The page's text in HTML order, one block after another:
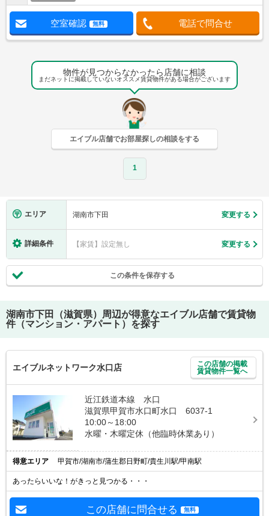
空室確認 無料 電話で問合せ
物件が見つからなかったら店舗に相談
まだネットに掲載していないオススメ賃貸物件がある場合がございます
エイブル店舗でお部屋探しの相談をする
1
エリア 湖南市下田 変更する
詳細条件 【家賃】設定無し 変更する
この条件を保存する
湖南市下田（滋賀県）
周辺が得意なエイブル店舗で賃貸物
件（マンション・アパート）を探す
エイブルネットワーク水口店
この店舗の掲載
賃貸物件一覧へ
近江鉄道本線 水口
滋賀県甲賀市水口町水口 6037-1
10:00～18:00
水曜・木曜定休（他臨時休業あり）
得意エリア 甲賀市/湖南市/蒲生郡日野町/貴生川駅/甲南駅
あったらいいな！がきっと見つかる・・・
この店舗に問合せる 無料